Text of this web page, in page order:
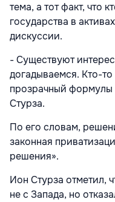
тема, а тот факт, что
государства в
дискуссии.
- Существуют
догадываемся. Кто-
прозрачный формулы
Стурза.
По его словам,
законная
решения».
Ион Стурза отметил,
не с Запада, но